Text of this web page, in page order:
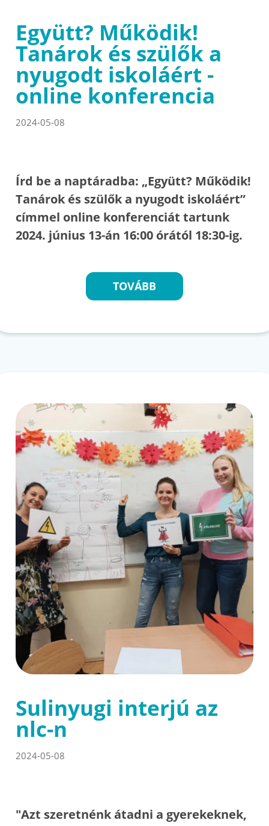
Együtt? Működik!
Tanárok és szülők a
nyugodt iskoláért -
online konferencia
2024-05-08
Írd be a naptáradba: „Együtt? Működik!
Tanárok és szülők a nyugodt iskoláért”
címmel online konferenciát tartunk
2024. június 13-án 16:00 órától 18:30-ig.
TOVÁBB
Sulinyugi interjú az
nlc-n
2024-05-08
"Azt szeretnénk átadni a gyerekeknek,